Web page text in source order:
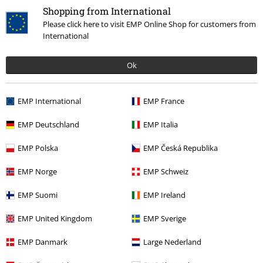
Shopping from International
Please click here to visit EMP Online Shop for customers from
International
Ok
EMP International EMP France
EMP Deutschland EMP Italia
EMP Polska EMP Česká Republika
EMP Norge EMP Schweiz
EMP Suomi EMP Ireland
EMP United Kingdom EMP Sverige
EMP Danmark Large Nederland
Avsluta mitt BSC-medlemskap
Betalningsmetod
Om EMP